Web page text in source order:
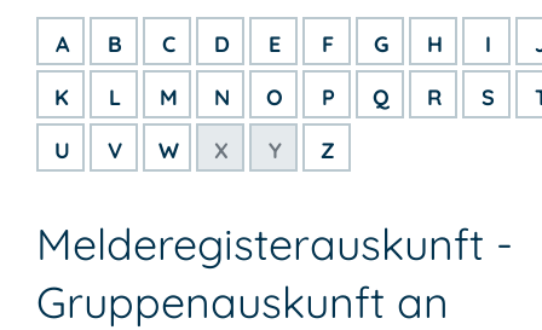
A B C D E F G H I
K
L M N O P Q R S
U
V W X Y Z
Melderegisterauskunft -
Gruppenauskunft an